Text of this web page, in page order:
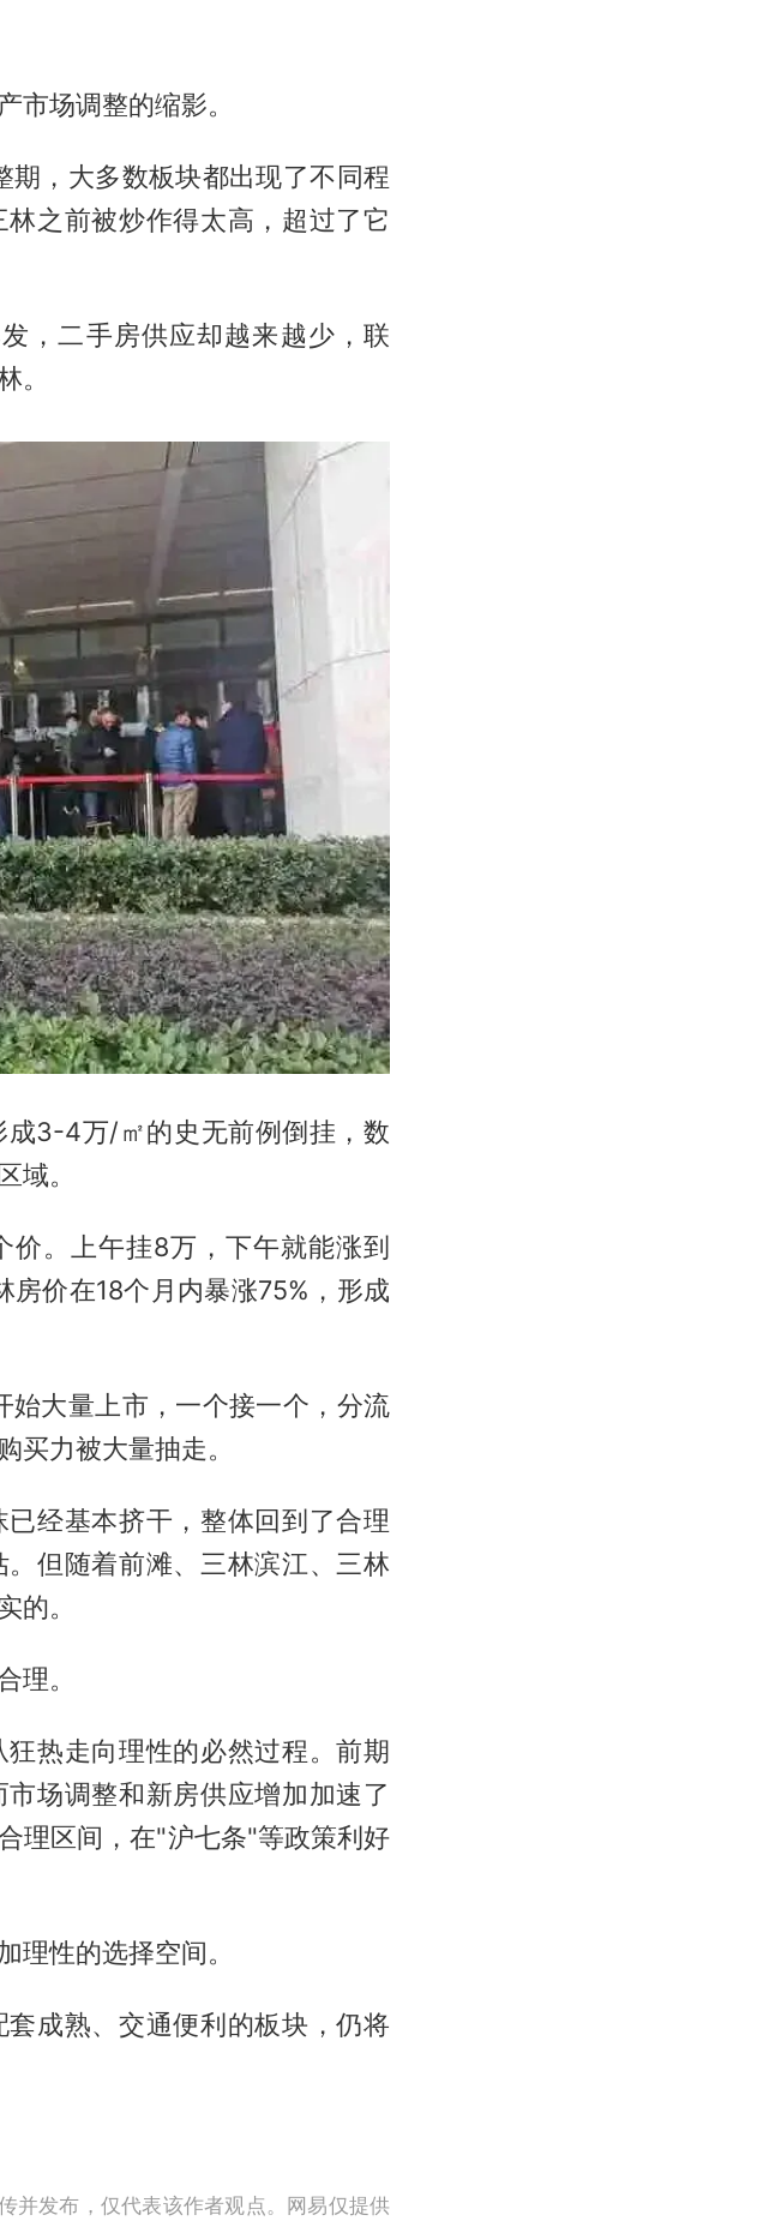
市场调整的缩影。
，大多数板块都出现了不同程
之前被炒作得太高，超过了它
，二手房供应却越来越少，联
。
3-4万/㎡的史无前例倒挂，数
域。
价。上午挂8万，下午就能涨到
价在18个月内暴涨75%，形成
大量上市，一个接一个，分流
买力被大量抽走。
经基本挤干，整体回到了合理
但随着前滩、三林滨江、三林
的。
理。
热走向理性的必然过程。前期
场调整和新房供应增加加速了
理区间，在"沪七条"等政策利好
理性的选择空间。
成熟、交通便利的板块，仍将
并发布，仅代表该作者观点。网易仅提供